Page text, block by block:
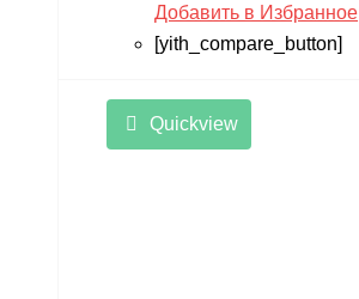
Добавить в Избранное
[yith_compare_button]
Quickview